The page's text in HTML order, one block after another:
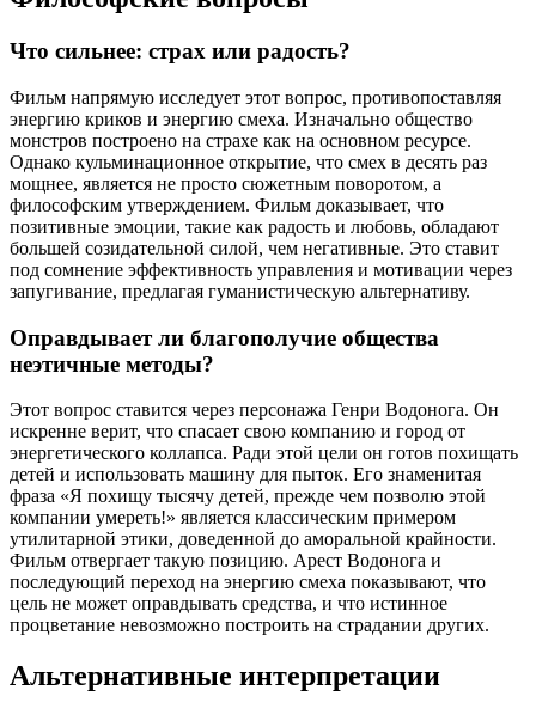
Что сильнее: страх или радость?
Фильм напрямую исследует этот вопрос, противопоставляя
энергию криков и энергию смеха. Изначально общество
монстров построено на страхе как на основном ресурсе.
Однако кульминационное открытие, что смех в десять раз
мощнее, является не просто сюжетным поворотом, а
философским утверждением. Фильм доказывает, что
позитивные эмоции, такие как радость и любовь, обладают
большей созидательной силой, чем негативные. Это ставит
под сомнение эффективность управления и мотивации через
запугивание, предлагая гуманистическую альтернативу.
Оправдывает ли благополучие общества
неэтичные методы?
Этот вопрос ставится через персонажа Генри Водонога. Он
искренне верит, что спасает свою компанию и город от
энергетического коллапса. Ради этой цели он готов похищать
детей и использовать машину для пыток. Его знаменитая
фраза «Я похищу тысячу детей, прежде чем позволю этой
компании умереть!» является классическим примером
утилитарной этики, доведенной до аморальной крайности.
Фильм отвергает такую позицию. Арест Водонога и
последующий переход на энергию смеха показывают, что
цель не может оправдывать средства, и что истинное
процветание невозможно построить на страдании других.
Альтернативные интерпретации